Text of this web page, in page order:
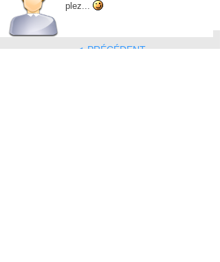
plez...
◄ PRÉCÉDENT